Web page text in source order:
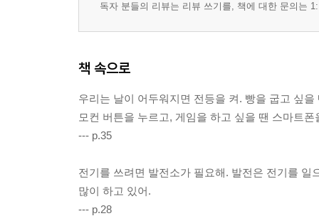
독자 분들의 리뷰는 리뷰 쓰기를, 책에 대한 문의는
책 속으로
우리는 날이 어두워지면 전등을 켜. 빵을 굽고 싶
모컨 버튼을 누르고, 게임을 하고 싶을 땐 스마트
--- p.35
전기를 쓰려면 발전소가 필요해. 발전은 전기를
많이 하고 있어.
--- p.28